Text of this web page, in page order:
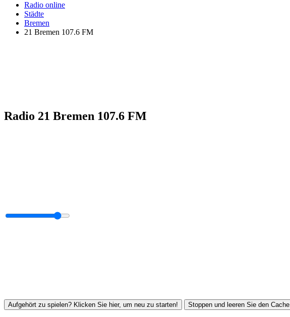
Radio online
Städte
Bremen
21 Bremen 107.6 FM
Radio 21 Bremen 107.6 FM
Aufgehört zu spielen? Klicken Sie hier, um neu zu starten! Stoppen und leeren Sie den Cache.